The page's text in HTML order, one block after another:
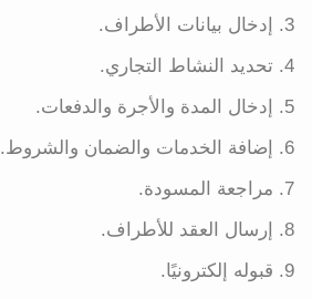
إدخال بيانات الأطراف.
تحديد النشاط التجاري.
إدخال المدة والأجرة والدفعات.
إضافة الخدمات والضمان والشروط.
مراجعة المسودة.
إرسال العقد للأطراف.
قبوله إلكترونيًا.